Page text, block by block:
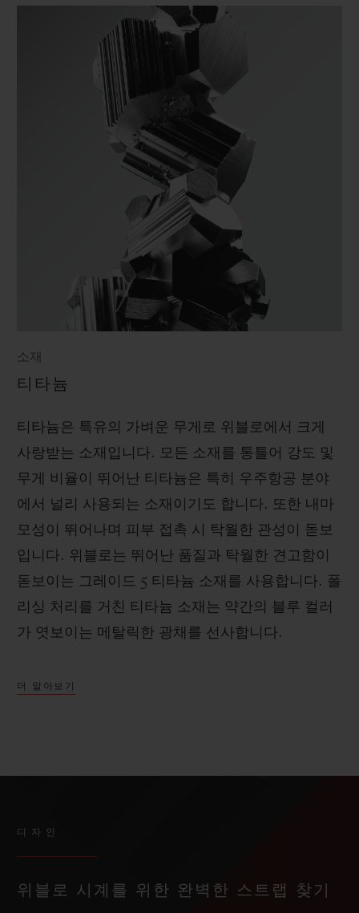
소재
티타늄
티타늄은 특유의 가벼운 무게로 위블로에서 크게
사랑받는 소재입니다. 모든 소재를 통틀어 강도 및
무게 비율이 뛰어난 티타늄은 특히 우주항공 분야
에서 널리 사용되는 소재이기도 합니다. 또한 내마
모성이 뛰어나며 피부 접촉 시 탁월한 관성이 돋보
입니다. 위블로는 뛰어난 품질과 탁월한 견고함이
돋보이는 그레이드 5 티타늄 소재를 사용합니다. 폴
리싱 처리를 거친 티타늄 소재는 약간의 블루 컬러
가 엿보이는 메탈릭한 광채를 선사합니다.
더 알아보기
디자인
위블로 시계를 위한 완벽한 스트랩 찾기